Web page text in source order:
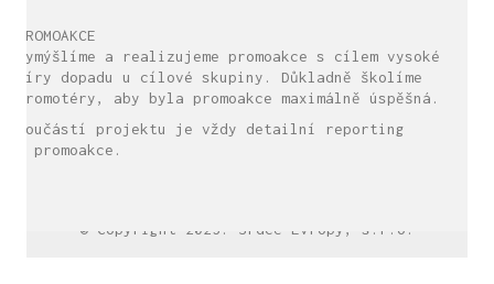
PROMOAKCE
Vymýšlíme a realizujeme promoakce s cílem vysoké
míry dopadu u cílové skupiny. Důkladně školíme
promotéry, aby byla promoakce maximálně úspěšná.
Součástí projektu je vždy detailní reporting
z promoakce.
© Copyright 2025. Srdce Evropy, s.r.o.